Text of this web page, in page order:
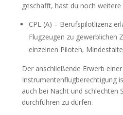
geschafft, hast du noch weitere
CPL (A) – Berufspilotlizenz
Flugzeugen zu gewerblichen
einzelnen Piloten,
Der anschließende Erwerb einer
Instrumentenflugberechtigung
auch bei Nacht und schlechten
durchführen zu dürfen.